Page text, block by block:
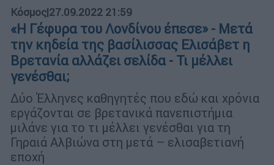
Κόσμος|27.09.2022 21:59
«Η Γέφυρα του Λονδίνου έπεσε» - Μετά
την κηδεία της βασίλισσας Ελισάβετ η
Βρετανία αλλάζει σελίδα - Τι μέλλει
γενέσθαι;
Δύο Έλληνες καθηγητές που εδώ και χρόνια
εργάζονται σε βρετανικά πανεπιστήμια
μιλάνε για το τι μέλλει γενέσθαι για τη
Γηραιά Αλβιώνα στη μετά – ελισαβετιανή
εποχή